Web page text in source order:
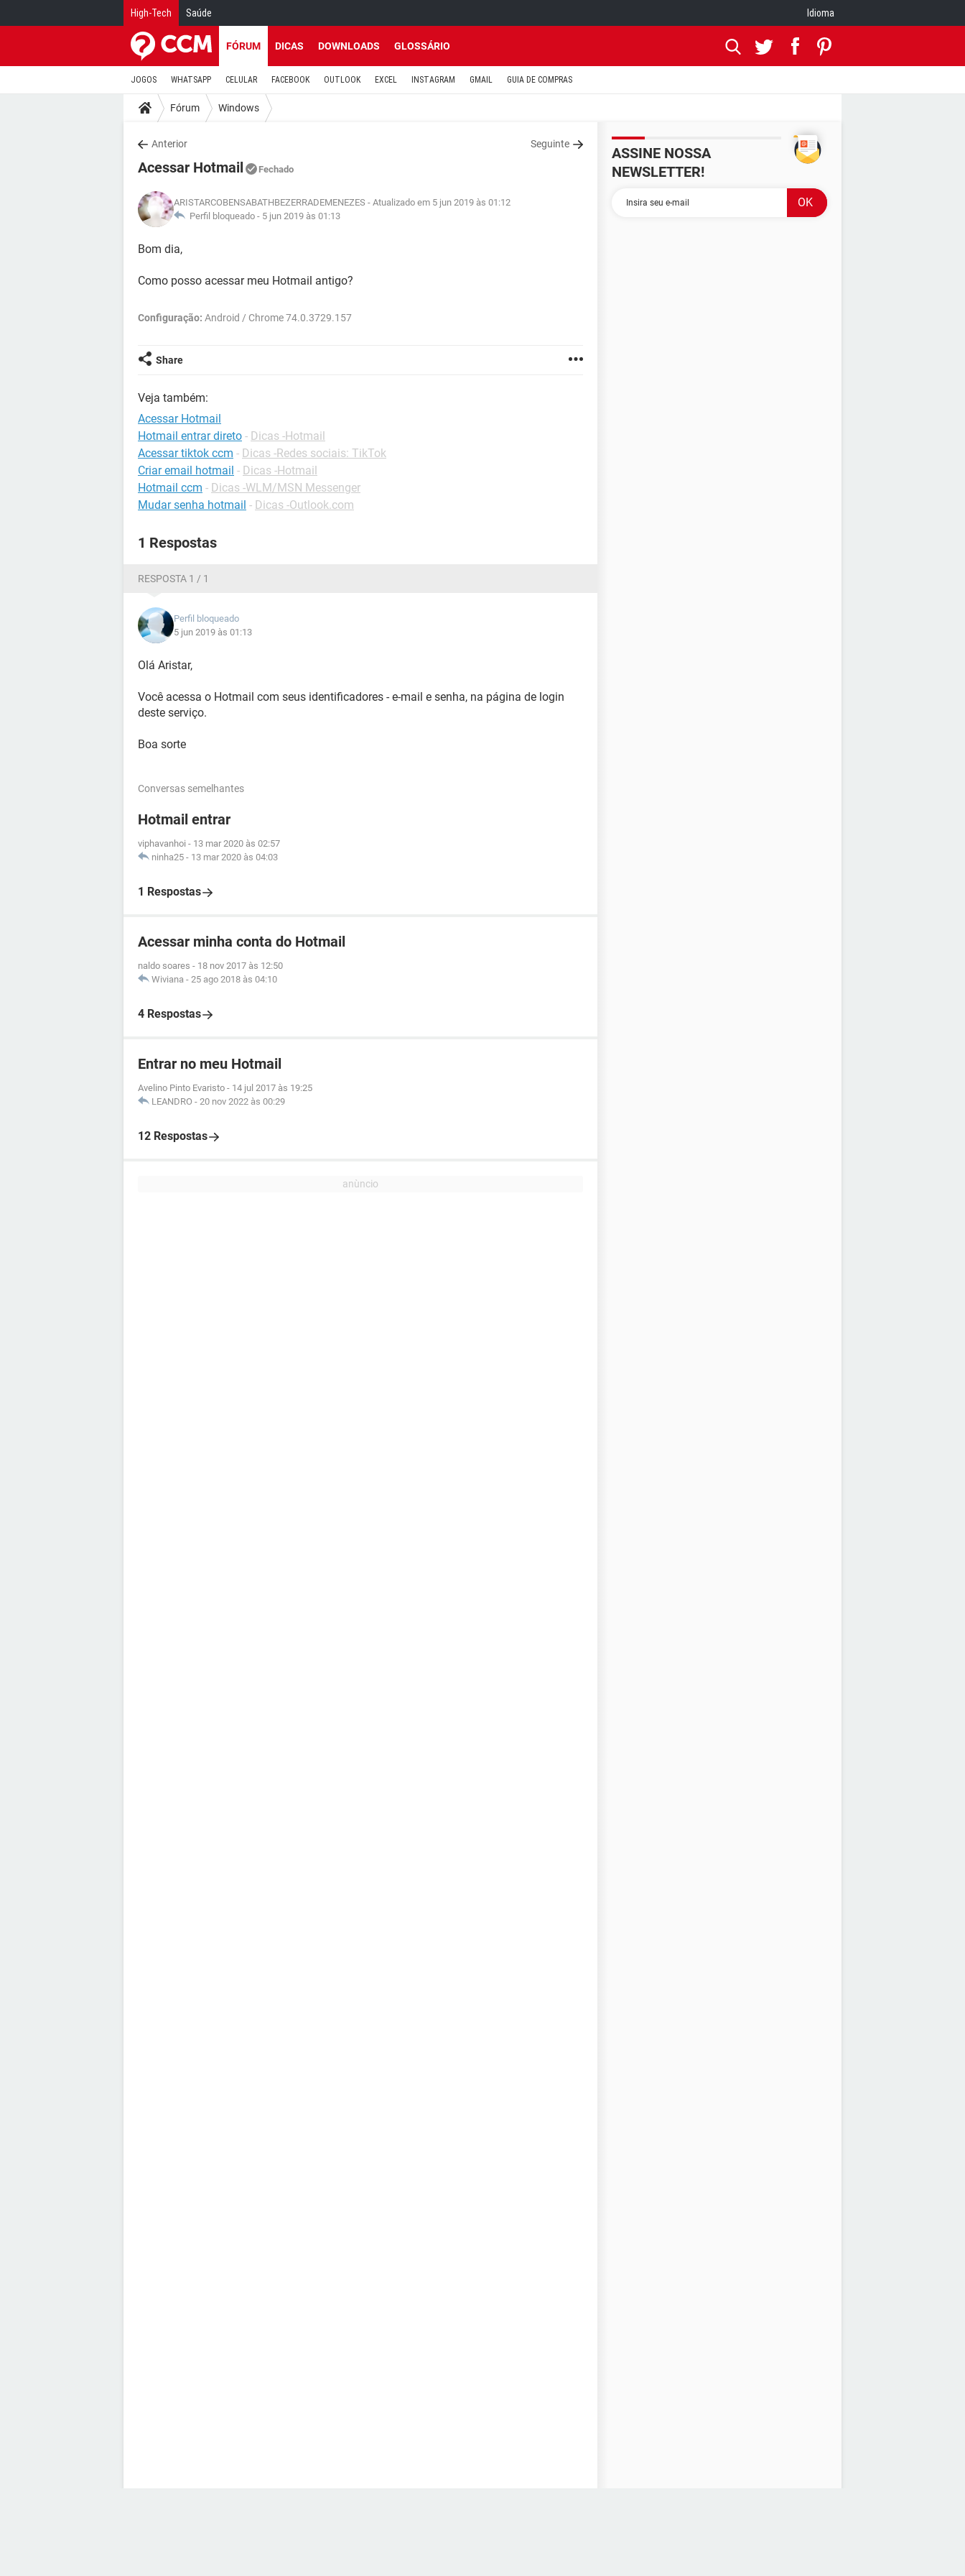
High-Tech Saúde Idioma
FÓRUM DICAS DOWNLOADS GLOSSÁRIO
JOGOS WHATSAPP CELULAR FACEBOOK OUTLOOK EXCEL INSTAGRAM GMAIL GUIA DE COMPRAS
Fórum Windows
Anterior Seguinte
Acessar Hotmail Fechado
ARISTARCOBENSABATHBEZERRADEMENEZES - Atualizado em 5 jun 2019 às 01:12
Perfil bloqueado - 5 jun 2019 às 01:13
Bom dia,
Como posso acessar meu Hotmail antigo?
Configuração: Android / Chrome 74.0.3729.157
Share
Veja também:
Acessar Hotmail
Hotmail entrar direto - Dicas -Hotmail
Acessar tiktok ccm - Dicas -Redes sociais: TikTok
Criar email hotmail - Dicas -Hotmail
Hotmail ccm - Dicas -WLM/MSN Messenger
Mudar senha hotmail - Dicas -Outlook.com
1 Respostas
RESPOSTA 1 / 1
Perfil bloqueado
5 jun 2019 às 01:13
Olá Aristar,
Você acessa o Hotmail com seus identificadores - e-mail e senha, na página de login
deste serviço.
Boa sorte
Conversas semelhantes
Hotmail entrar
viphavanhoi - 13 mar 2020 às 02:57
ninha25 - 13 mar 2020 às 04:03
1 Respostas
Acessar minha conta do Hotmail
naldo soares - 18 nov 2017 às 12:50
Wiviana - 25 ago 2018 às 04:10
4 Respostas
Entrar no meu Hotmail
Avelino Pinto Evaristo - 14 jul 2017 às 19:25
LEANDRO - 20 nov 2022 às 00:29
12 Respostas
ASSINE NOSSA
NEWSLETTER!